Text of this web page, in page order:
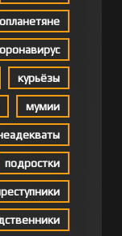
курьёзы
мумии
подростки